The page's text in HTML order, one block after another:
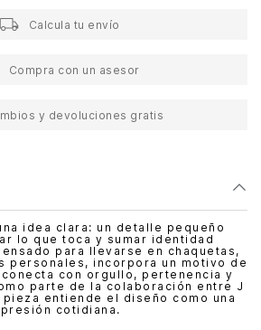
Calcula tu envío
Compra con un asesor
y devoluciones gratis
idea clara: un detalle pequeño
lo que toca y sumar identidad
para llevarse en chaquetas,
personales, incorpora un motivo de
con orgullo, pertenencia y
parte de la colaboración entre J
entiende el diseño como una
cotidiana.